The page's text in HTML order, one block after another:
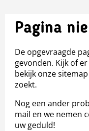
Pagina
De opgevraagde
gevonden. Kijk of
bekijk onze
zoekt.
Nog een ander
mail en we nemen
uw geduld!